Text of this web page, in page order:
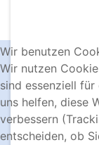
Wir benutzen
Wir nutzen
sind essenziell
uns helfen, diese
verbessern
entscheiden, ob